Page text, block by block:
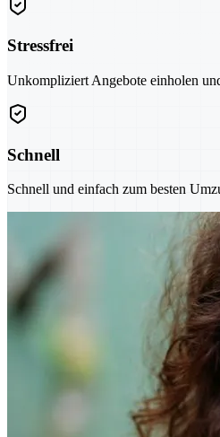
Stressfrei
Unkompliziert Angebote einholen
Schnell
Schnell und einfach zum besten